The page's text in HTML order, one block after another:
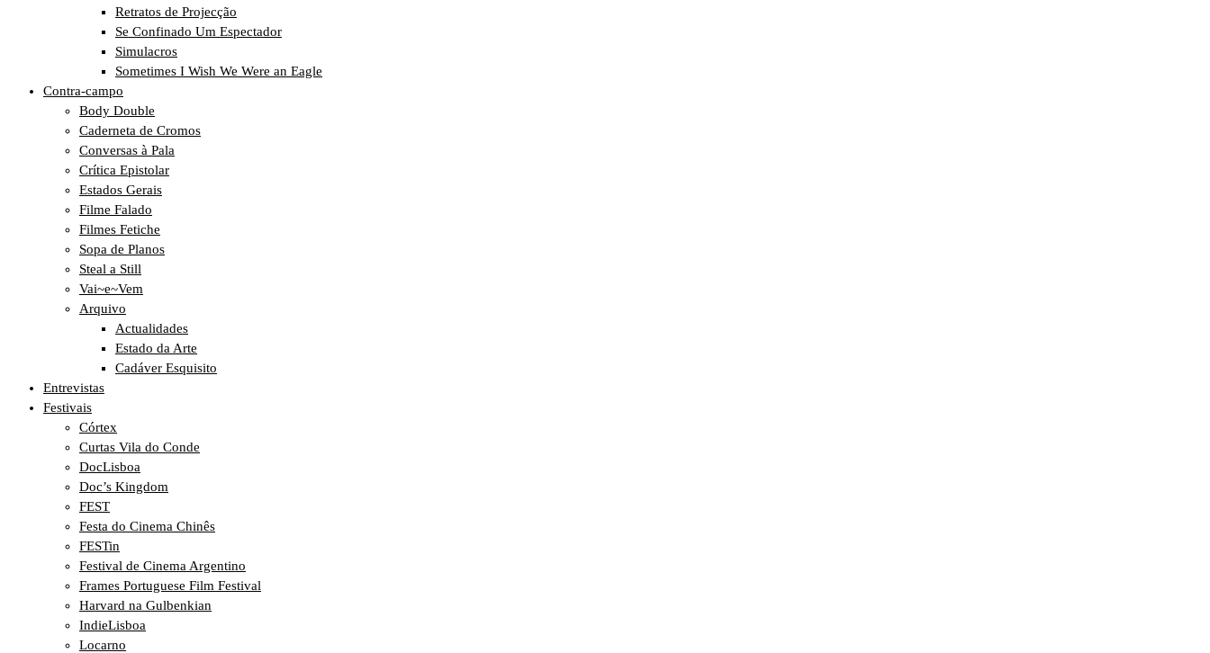
Retratos de Projecção
Se Confinado Um Espectador
Simulacros
Sometimes I Wish We Were an Eagle
Contra-campo
Body Double
Caderneta de Cromos
Conversas à Pala
Crítica Epistolar
Estados Gerais
Filme Falado
Filmes Fetiche
Sopa de Planos
Steal a Still
Vai~e~Vem
Arquivo
Actualidades
Estado da Arte
Cadáver Esquisito
Entrevistas
Festivais
Córtex
Curtas Vila do Conde
DocLisboa
Doc’s Kingdom
FEST
Festa do Cinema Chinês
FESTin
Festival de Cinema Argentino
Frames Portuguese Film Festival
Harvard na Gulbenkian
IndieLisboa
Locarno